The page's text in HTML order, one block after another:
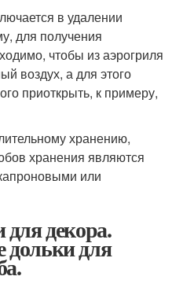
в удалении
для получения
чтобы из аэрогриля
воздух, а для этого
приоткрыть, к примеру,
хранению,
хранения являются
или
декора.
для